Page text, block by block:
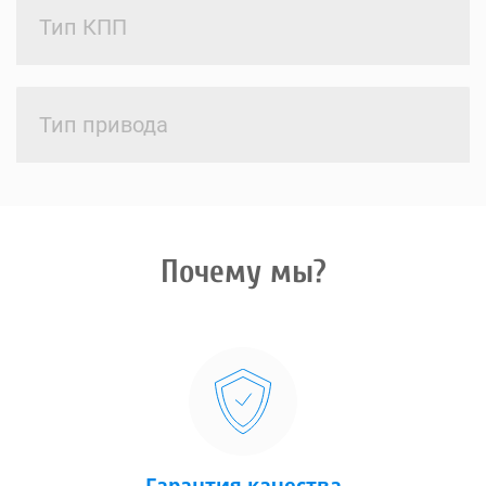
Тип КПП
Тип привода
Почему мы?